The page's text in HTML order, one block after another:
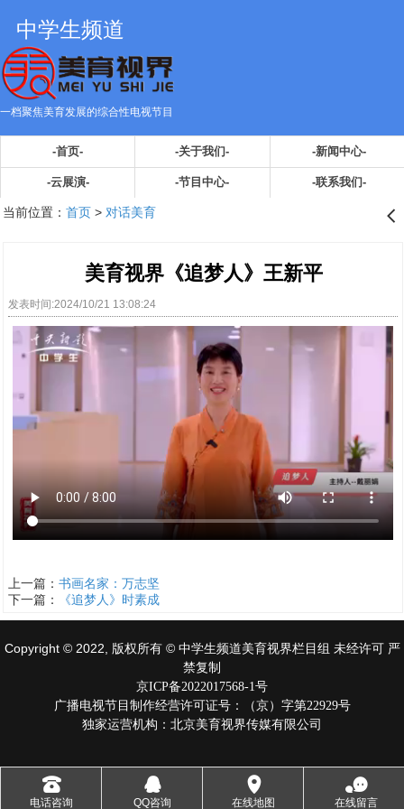
中学生频道
一档聚焦美育发展的综合性电视节目
-首页- -关于我们- -新闻中心-
-云展演- -节目中心- -联系我们-
当前位置： 首页> 对话美育 󰊒
美育视界《追梦人》王新平
发表时间:2024/10/21 13:08:24
上一篇： 书画名家：万志坚
下一篇：
《追梦人》时素成
Copyright © 2022, 版权所有 © 中学生频道美育视界栏目组 未经许可 严
禁复制
京ICP备2022017568-1号
广播电视节目制作经营许可证号：（京）字第22929号
独家运营机构：北京美育视界传媒有限公司
󰇯
电话咨询
󰇇
QQ咨询
󰅊
在线地图
󰂮
在线留言